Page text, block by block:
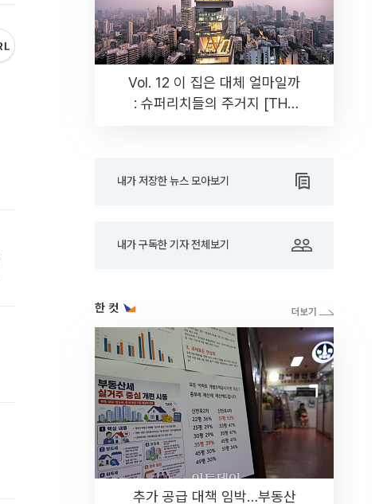
Vol. 12 이 집은 대체 얼마일까
: 슈퍼리치들의 주거지 [THE
내가 저장한 뉴스 모아보기
내가 구독한 기자 전체보기
한 컷
추가 공급 대책 임박…부동산